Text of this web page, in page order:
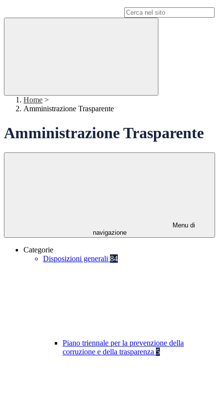
Home >
Amministrazione Trasparente
Amministrazione Trasparente
Menu di
navigazione
Categorie
Disposizioni generali 84
Piano triennale per la prevenzione della
corruzione e della trasparenza 5